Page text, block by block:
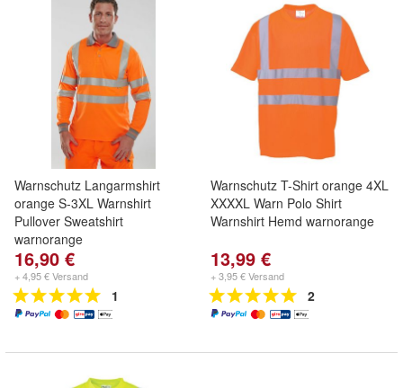
Warnschutz Langarmshirt
orange S-3XL Warnshirt
Pullover Sweatshirt
warnorange
16,90 €
+ 4,95 € Versand
1
Warnschutz T-Shirt orange 4XL
XXXXL Warn Polo Shirt
Warnshirt Hemd warnorange
13,99 €
+ 3,95 € Versand
2